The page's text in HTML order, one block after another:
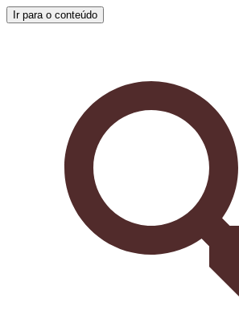
Ir para o conteúdo